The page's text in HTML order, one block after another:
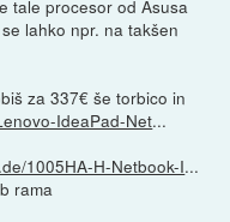
tale procesor od Asusa
lahko npr. na takšen
za 337€ še torbico in
IdeaPad-Net...
1005HA-H-Netbook-I...
rama